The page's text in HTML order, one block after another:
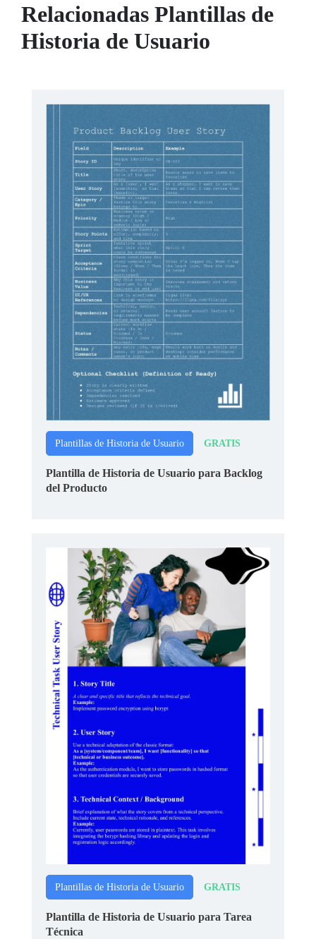
Relacionadas Plantillas de
Historia de Usuario
Plantillas de Historia de Usuario GRATIS
Plantilla de Historia de Usuario para Backlog
del Producto
Plantillas de Historia de Usuario GRATIS
Plantilla de Historia de Usuario para Tarea
Técnica